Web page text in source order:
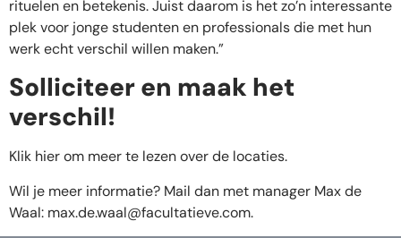
rituelen en betekenis. Juist daarom is het zo’n interessante
plek voor jonge studenten en professionals die met hun
werk echt verschil willen maken.”
Solliciteer en maak het
verschil!
Klik hier om meer te lezen over de locaties.
Wil je meer informatie? Mail dan met manager Max de
Waal: max.de.waal@facultatieve.com.